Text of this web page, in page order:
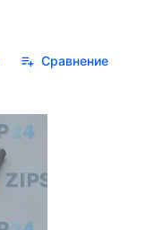
Сравнение